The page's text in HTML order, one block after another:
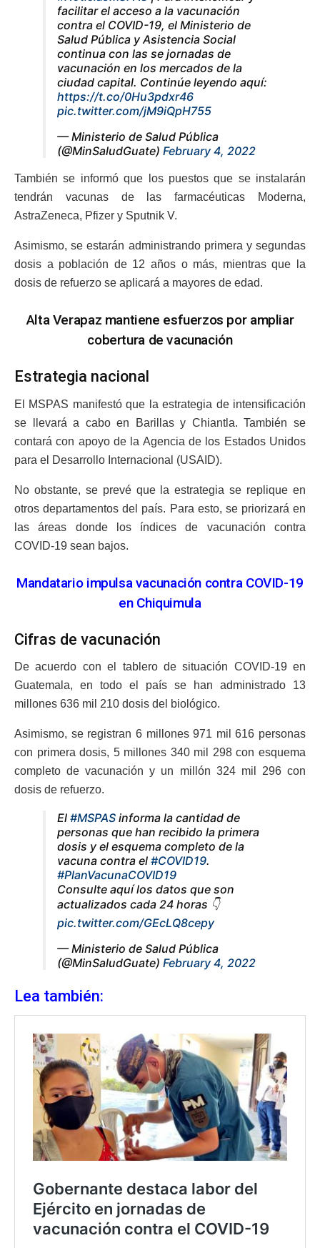
facilitar el acceso a la vacunación
contra el COVID-19, el Ministerio de
Salud Pública y Asistencia Social
continua con las se jornadas de
vacunación en los mercados de la
ciudad capital. Continúe leyendo aquí:
https://t.co/0Hu3pdxr46
pic.twitter.com/jM9iQpH755
— Ministerio de Salud Pública
(@MinSaludGuate) February 4, 2022
También se informó que los puestos que se instalarán
tendrán vacunas de las farmacéuticas Moderna,
AstraZeneca, Pfizer y Sputnik V.
Asimismo, se estarán administrando primera y segundas
dosis a población de 12 años o más, mientras que la
dosis de refuerzo se aplicará a mayores de edad.
Alta Verapaz mantiene esfuerzos por ampliar
cobertura de vacunación
Estrategia nacional
El MSPAS manifestó que la estrategia de intensificación
se llevará a cabo en Barillas y Chiantla. También se
contará con apoyo de la Agencia de los Estados Unidos
para el Desarrollo Internacional (USAID).
No obstante, se prevé que la estrategia se replique en
otros departamentos del país. Para esto, se priorizará en
las áreas donde los índices de vacunación contra
COVID-19 sean bajos.
Mandatario impulsa vacunación contra COVID-19
en Chiquimula
Cifras de vacunación
De acuerdo con el tablero de situación COVID-19 en
Guatemala, en todo el país se han administrado 13
millones 636 mil 210 dosis del biológico.
Asimismo, se registran 6 millones 971 mil 616 personas
con primera dosis, 5 millones 340 mil 298 con esquema
completo de vacunación y un millón 324 mil 296 con
dosis de refuerzo.
El #MSPAS informa la cantidad de
personas que han recibido la primera
dosis y el esquema completo de la
vacuna contra el #COVID19.
#PlanVacunaCOVID19
Consulte aquí los datos que son
actualizados cada 24 horas 👇
pic.twitter.com/GEcLQ8cepy
— Ministerio de Salud Pública
(@MinSaludGuate) February 4, 2022
Lea también: